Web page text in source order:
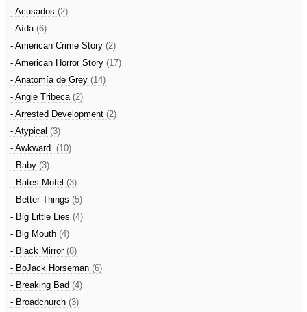
- Acusados (2)
- Aída (6)
- American Crime Story (2)
- American Horror Story (17)
- Anatomía de Grey (14)
- Angie Tribeca (2)
- Arrested Development (2)
- Atypical (3)
- Awkward. (10)
- Baby (3)
- Bates Motel (3)
- Better Things (5)
- Big Little Lies (4)
- Big Mouth (4)
- Black Mirror (8)
- BoJack Horseman (6)
- Breaking Bad (4)
- Broadchurch (3)